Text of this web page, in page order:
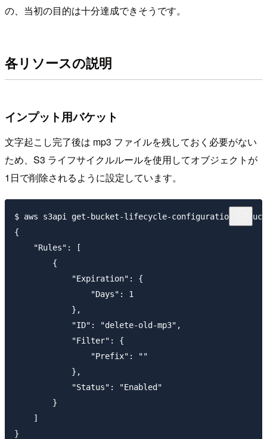
の、当初の目的は十分達成できそうです。
各リソースの説明
インプット用バケット
文字起こし完了後は mp3 ファイルを残しておく必要がない
ため、S3 ライフサイクルルールを使用してオブジェクトが
1日で削除されるように設定しています。
$ aws s3api get-bucket-lifecycle-configuration --bucket
{
    "Rules": [
        {
            "Expiration": {
                "Days": 1
            },
            "ID": "delete-old-mp3",
            "Filter": {
                "Prefix": ""
            },
            "Status": "Enabled"
        }
    ]